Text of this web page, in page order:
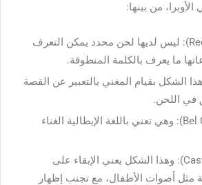
من بينها:
التلاوة (Recitative): ليس لديها لحن محدد يمكن التعرف
ما يعرف بالكلمة المنطوقة.
هذا الشكل بقيام المغني بالتعبير عن القصة
في اللحن.
بل كانتو (Bel Canto): وهي تعني باللغة الإيطالية الغناء
كاستراتو (Castrato): وهذا الشكل يعني الإبقاء على
مثل أصوات الأطفال، مع تجنب إظهار